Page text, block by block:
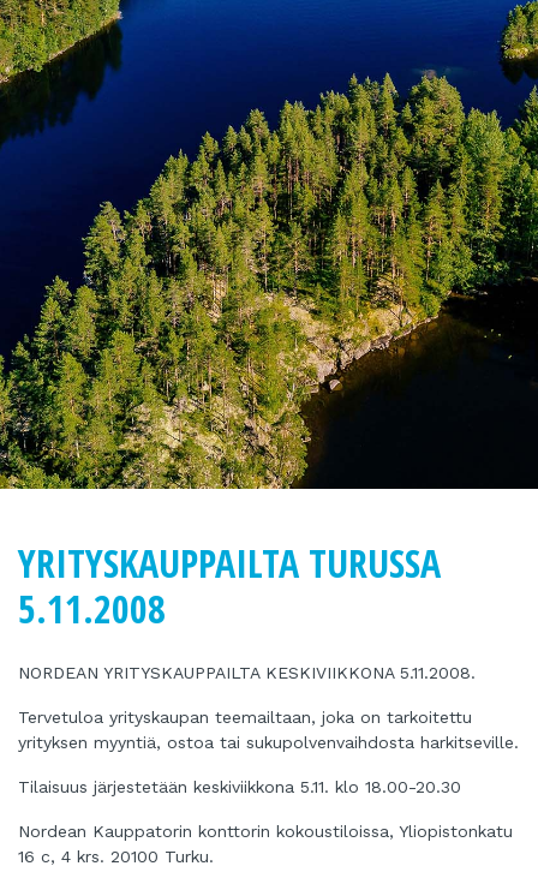
YRITYSKAUPPAILTA TURUSSA
5.11.2008
NORDEAN YRITYSKAUPPAILTA KESKIVIIKKONA 5.11.2008.
Tervetuloa yrityskaupan teemailtaan, joka on tarkoitettu
yrityksen myyntiä, ostoa tai sukupolvenvaihdosta harkitseville.
Tilaisuus järjestetään keskiviikkona 5.11. klo 18.00-20.30
Nordean Kauppatorin konttorin kokoustiloissa, Yliopistonkatu
16 c, 4 krs. 20100 Turku.